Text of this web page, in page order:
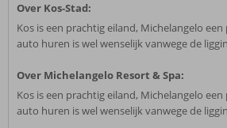
Over Kos-Stad:
Kos is een prachtig eiland, Michelangelo een
auto huren is wel wenselijk vanwege de
Over Michelangelo Resort & Spa:
Kos is een prachtig eiland, Michelangelo een
auto huren is wel wenselijk vanwege de